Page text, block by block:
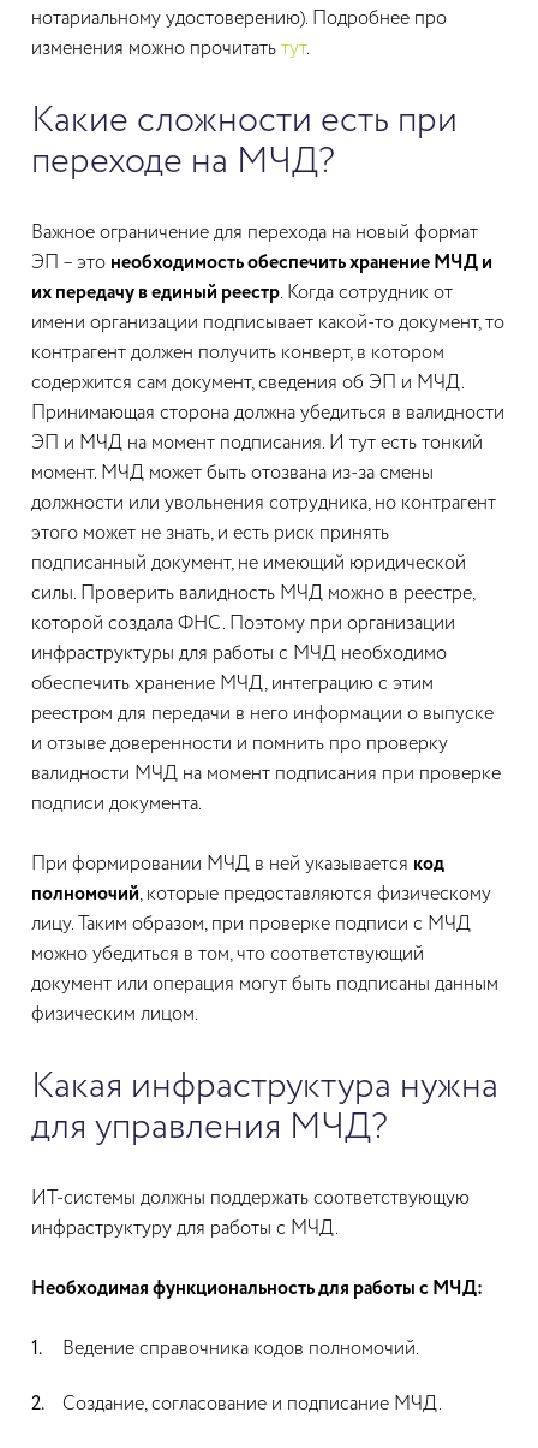
нотариальному удостоверению). Подробнее про
изменения можно прочитать тут.
Какие сложности есть при
переходе на МЧД?
Важное ограничение для перехода на новый формат
ЭП – это необходимость обеспечить хранение МЧД и
их передачу в единый реестр. Когда сотрудник от
имени организации подписывает какой-то документ, то
контрагент должен получить конверт, в котором
содержится сам документ, сведения об ЭП и МЧД.
Принимающая сторона должна убедиться в валидности
ЭП и МЧД на момент подписания. И тут есть тонкий
момент. МЧД может быть отозвана из-за смены
должности или увольнения сотрудника, но контрагент
этого может не знать, и есть риск принять
подписанный документ, не имеющий юридической
силы. Проверить валидность МЧД можно в реестре,
которой создала ФНС. Поэтому при организации
инфраструктуры для работы с МЧД необходимо
обеспечить хранение МЧД, интеграцию с этим
реестром для передачи в него информации о выпуске
и отзыве доверенности и помнить про проверку
валидности МЧД на момент подписания при проверке
подписи документа.
При формировании МЧД в ней указывается код
полномочий, которые предоставляются физическому
лицу. Таким образом, при проверке подписи с МЧД
можно убедиться в том, что соответствующий
документ или операция могут быть подписаны данным
физическим лицом.
Какая инфраструктура нужна
для управления МЧД?
ИТ-системы должны поддержать соответствующую
инфраструктуру для работы с МЧД.
Необходимая функциональность для работы с МЧД:
Ведение справочника кодов полномочий.
Создание, согласование и подписание МЧД.